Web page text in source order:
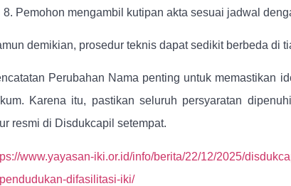
Pemohon mengambil kutipan akta sesuai jadwal
demikian, prosedur teknis dapat sedikit berbeda di
Perubahan Nama penting untuk memastikan
Karena itu, pastikan seluruh persyaratan
resmi di Disdukcapil setempat.
www.yayasan-iki.or.id/info/berita/22/12/2025/
difasilitasi-iki/